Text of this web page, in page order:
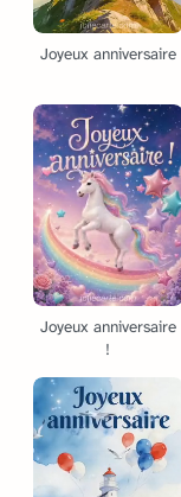
Joyeux anniversaire
Joyeux anniversaire
!